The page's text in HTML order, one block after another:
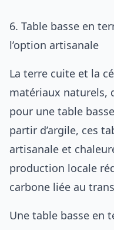
6. Table basse en
l’option artisanale
La terre cuite et la
matériaux naturels,
pour une table
partir d’argile, ces
artisanale et
production locale
carbone liée au
Une table basse en